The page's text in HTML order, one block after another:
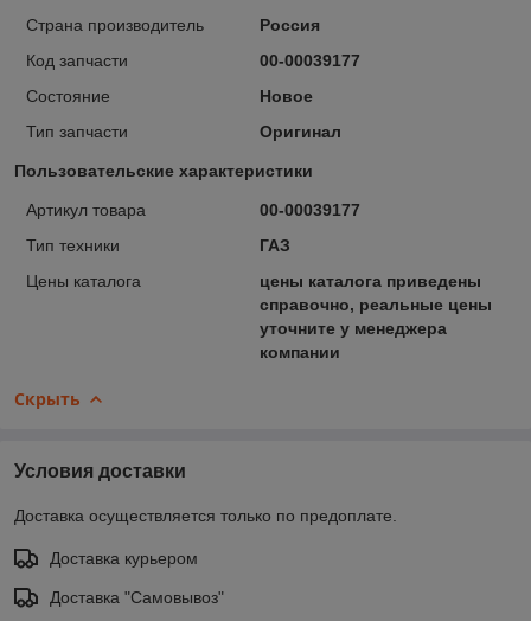
Страна производитель
Россия
Код запчасти
00-00039177
Состояние
Новое
Тип запчасти
Оригинал
Пользовательские характеристики
Артикул товара
00-00039177
Тип техники
ГАЗ
Цены каталога
цены каталога приведены
справочно, реальные цены
уточните у менеджера
компании
Скрыть
Условия доставки
Доставка осуществляется только по предоплате.
Доставка курьером
Доставка "Самовывоз"